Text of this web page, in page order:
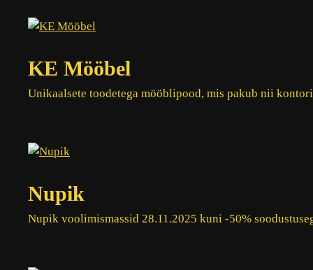
KE Mööbel
Unikaalsete toodetega mööblipood, mis pakub nii
Nupik
Nupik voolimismassid 28.11.2025 kuni -50%